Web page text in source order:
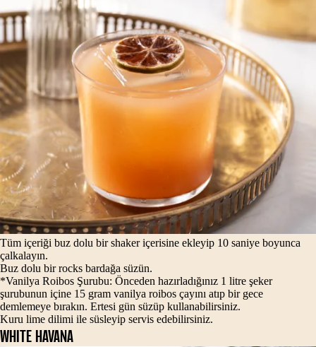
Tüm içeriği buz dolu bir shaker içerisine ekleyip 10 saniye boyunca
çalkalayın.
Buz dolu bir rocks bardağa süzün.
*Vanilya Roibos Şurubu: Önceden hazırladığınız 1 litre şeker
şurubunun içine 15 gram vanilya roibos çayını atıp bir gece
demlemeye bırakın. Ertesi gün süzüp kullanabilirsiniz.
Kuru lime dilimi ile süsleyip servis edebilirsiniz.
WHITE HAVANA